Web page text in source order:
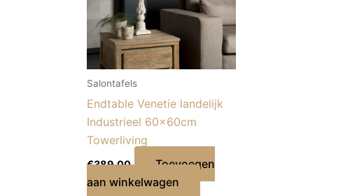
Salontafels
Endtable Venetie landelijk
Industrieel 60x60cm
Towerliving
€389,00
Toevoegen
aan winkelwagen